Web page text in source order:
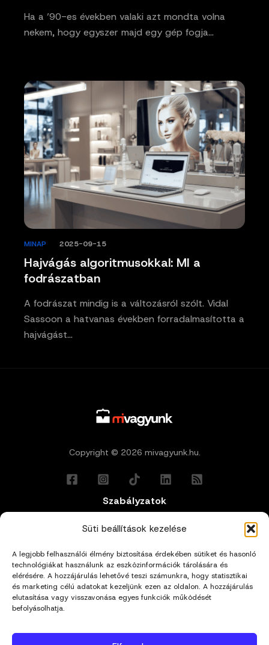
Süti beállítások kezelése
A legjobb felhasználói élmény biztosítása érdekében sütiket és hasonló
technológiákat használunk az eszközinformációk tárolására és
elérésére. A hozzájárulás lehetővé teszi számunkra, hogy statisztikai
és marketing célú adatokat kezeljünk ezen az oldalon. A hozzájárulás
elutasítása vagy visszavonása egyes funkciók működését
befolyásolhatja.
Ha a ’90-es években valaki azt mondta volna
nekem, hogy egyszer majd egy gép fogja…
Hajvágás algoritmusokkal: MI a
fodrászatban
MINAP 2025-09-15
A fodrászat mindig is a változásról szólt. Vidal
Sassoon a hatvanas években forradalmasította a
hajvágást…
Copyright © 2026 mivagyunk.hu.
Szabályzatok
Általános Felhasználási Feltételek
Adatkezelési Tájékoztató
Impresszum